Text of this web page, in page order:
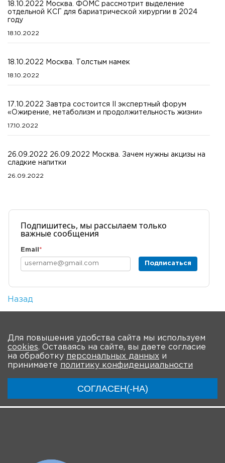
18.10.2022 Москва. ФОМС рассмотрит выделение
отдельной КСГ для бариатрической хирургии в 2024
году
18.10.2022
18.10.2022 Москва. Толстым намек
18.10.2022
17.10.2022 Завтра состоится II экспертный форум
«Ожирение, метаболизм и продолжительность жизни»
17.10.2022
26.09.2022 26.09.2022 Москва. Зачем нужны акцизы на
сладкие напитки
26.09.2022
Подпишитесь, мы рассылаем только
важные сообщения
Email *
Подписаться
Назад
Для повышения удобства сайта мы используем
cookies. Оставаясь на сайте, вы даете согласие
на обработку персональных данных и
принимаете политику конфиденциальности
СОГЛАСЕН(-НА)
О Форуме Участники Программа
Трансляции Партнеры